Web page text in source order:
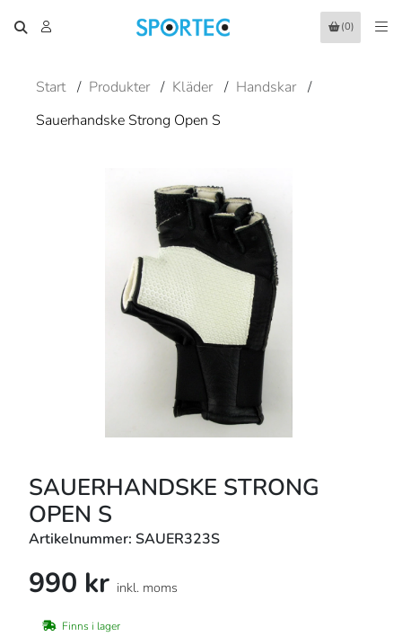
(0)
Start / Produkter / Kläder / Handskar /
Sauerhandske Strong Open S
SAUERHANDSKE STRONG
OPEN S
Artikelnummer: SAUER323S
990 kr inkl. moms
Finns i lager